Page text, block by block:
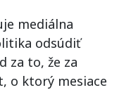
mediálna
odsúdiť
za to, že za
o ktorý mesiace